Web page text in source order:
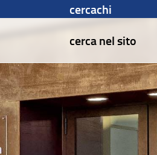
cercachi
cerca nel sito